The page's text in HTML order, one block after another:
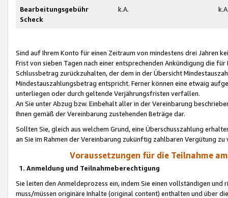
Bearbeitungsgebühr
Scheck
k.A.
Sind auf Ihrem Konto für einen Zeitraum von mindestens drei Jahren
Frist von sieben Tagen nach einer entsprechenden Ankündigung die
Schlussbetrag zurückzuhalten, der dem in der Übersicht
Mindestauszahlungsbetrag entspricht. Ferner können eine etwaig
unterliegen oder durch geltende Verjährungsfristen verfallen.
An Sie unter Abzug bzw. Einbehalt aller in der Vereinbarung
Ihnen gemäß der Vereinbarung zustehenden Beträge dar.
Sollten Sie, gleich aus welchem Grund, eine Überschusszahlung
an Sie im Rahmen der Vereinbarung zukünftig zahlbaren Vergütung zu
Voraussetzungen für die Teilnahme
1. Anmeldung und Teilnahmeberechtigung
Sie leiten den Anmeldeprozess ein, indem Sie einen vollständigen
muss/müssen originäre Inhalte (original content) enthalten und über